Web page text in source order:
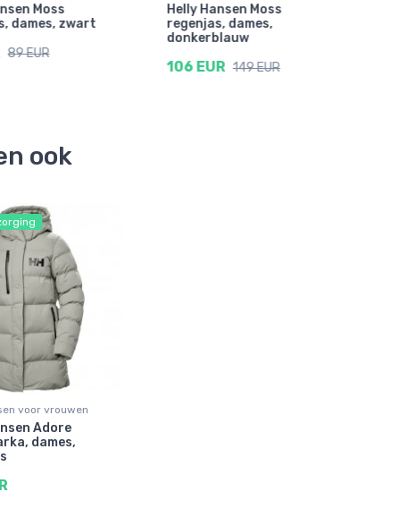
Moss
dames, zwart
89 EUR
Helly Hansen Moss
regenjas, dames,
donkerblauw
106 EUR 149 EUR
ook
voor vrouwen
Adore
dames,